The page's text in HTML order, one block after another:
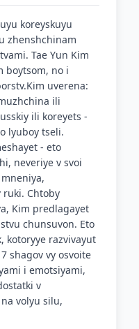
koreyskuyu
zhenshchinam
Tae Yun Kim
boytsom, no i
uverena:
ili
ili koreyets -
lyuboy tseli.
- eto
neveriye v svoi
ruki. Chtoby
Kim predlagayet
chunsuvon. Eto
kotoryye razvivayut
shagov vy osvoite
i emotsiyami,
v
volyu silu,